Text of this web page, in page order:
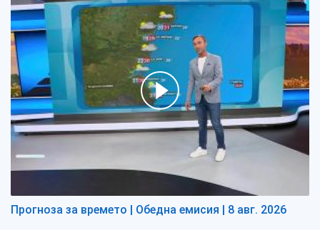
Прогноза за времето | Обедна емисия | 8 авг. 2026